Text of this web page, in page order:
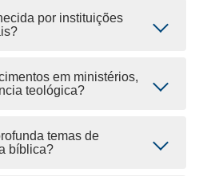
por instituições
em ministérios,
teológica?
temas de
bíblica?